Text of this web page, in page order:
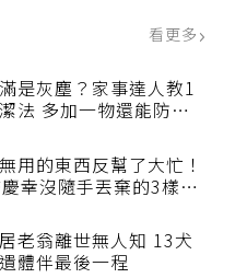
是灰塵？家事達人教1
用的東西反幫了大忙！
慶幸沒隨手丟棄的3樣物
老翁離世無人知 13犬